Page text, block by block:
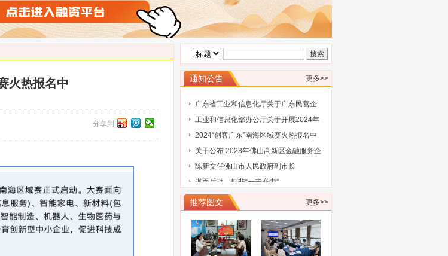
火热报名中
分享到
更多>>
通知公告
广东省科学技术厅关于征集2025浦江创
新论坛—全球技术转移大会参展项目
广东省科学技术厅关于组织参加2025中
业家智库成员（第三批）名单的通告
工业和信息化部办公厅关于开展2024年
工业废水循环利用典型案例征集工作的
通知
2024“创客广东”南海区域赛火热报名中
关于公布 2023年佛山高新区金融服务企
业大赛评选结果的通知
陈新文任佛山市人民政府副市长
谋而后动，打非“一击必中”
关于协会队伍建设的通知（奥博信息）
新论坛—全球技术转移大会参展项目
广东省科学技术厅关于组织参加2025中
国国际大数据产业博览会的通知
广东省工业和信息化厅关于广东民营企
更多>>
推荐图文